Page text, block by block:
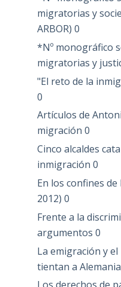
migratorias y
ARBOR) 0
*Nº monográfico
migratorias y
"El reto de la
0
Artículos de
migración 0
Cinco alcaldes
inmigración 0
En los confines
2012) 0
Frente a la
argumentos 0
La emigración y
tientan a Alemania